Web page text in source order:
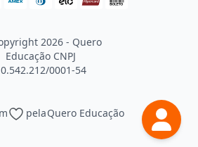
Continuar
2026 - Quero
Educação CNPJ
0001-54
pelaQuero Educação